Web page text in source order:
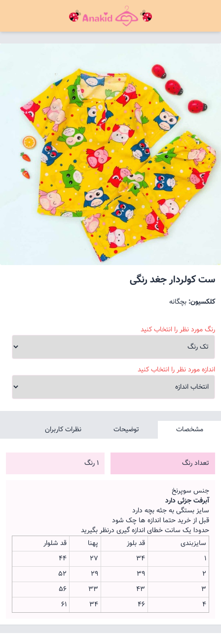
ست کولردار جغد رنگی
کلکسیون: بچگانه
رنگ مورد نظر را انتخاب کنید
اندازه مورد نظر را انتخاب کنید
مشخصات توضیحات نظرات کاربران
تعداد رنگ 1 رنگ
جنس سوپرنخ
آبرفت جزئی دارد
سایز بستگی به جثه بچه دارد
قبل از خرید حتما اندازه ها چک شود
حدودا یک سانت خطای اندازه گیری درنظر بگیرید
سایزبندی
قد بلوز پهنا
قد شلوار
1
34
27
44
2
39
29
52
3
43
33
56
4
46
34
61